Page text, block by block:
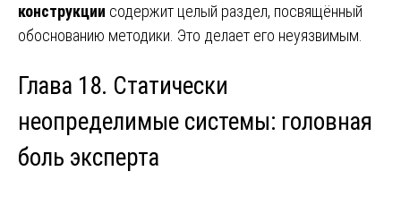
конструкции содержит целый раздел, посвящённый
обоснованию методики. Это делает его неуязвимым.
Глава 18. Статически
неопределимые системы: головная
боль эксперта